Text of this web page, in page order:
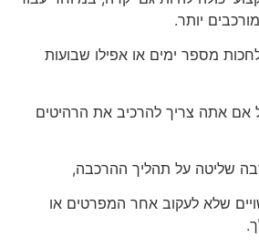
יותר.
מספר ימים או אפילו שבועות
אם אתה צריך להרכיב את הרהיטים
שליטה על תהליך ההרכבה,
שלא לעקוב אחר המפרטים או